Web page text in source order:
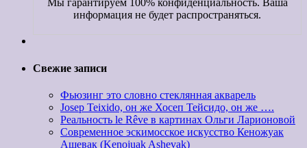
Мы гарантируем 100% конфиденциальность. Ваша
информация не будет распространяться.
Свежие записи
Фьюзинг это словно стеклянная акварель
Josep Teixido, он же Хосеп Тейсидо, он же ….
Реальность le Rêve в картинах Ольги Ларионовой
Современное эскимосское искусство Кеножуак
Ашевак (Kenojuak Ashevak)